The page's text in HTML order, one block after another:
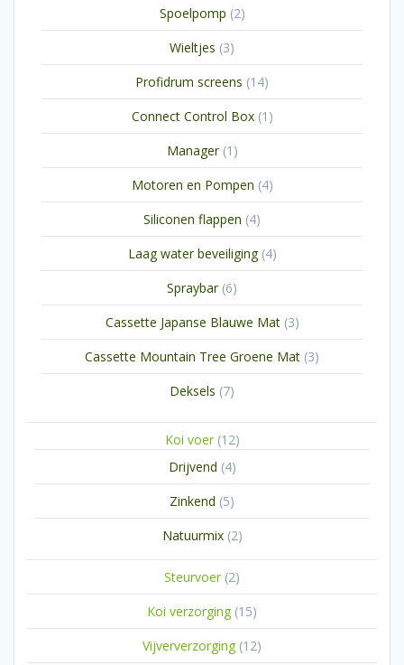
Spoelpomp 22
producten
Wieltjes 33
producten
Profidrum screens 1414
producten
Connect Control Box 1 1
product
Manager 1 1
product
Motoren en Pompen 44
producten
Siliconen flappen 44
producten
Laag water beveiliging 44
producten
Spraybar 66
producten
Cassette Japanse Blauwe Mat 33
producten
Cassette Mountain Tree Groene Mat 33
producten
Deksels 77
Koi voer 1212
Drijvend 44
producten
Zinkend 55
producten
Natuurmix 22
Steurvoer 22
producten
Koi verzorging 1515
producten
Vijververzorging 1212